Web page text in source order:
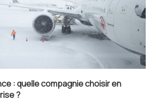
: quelle compagnie choisir en
?